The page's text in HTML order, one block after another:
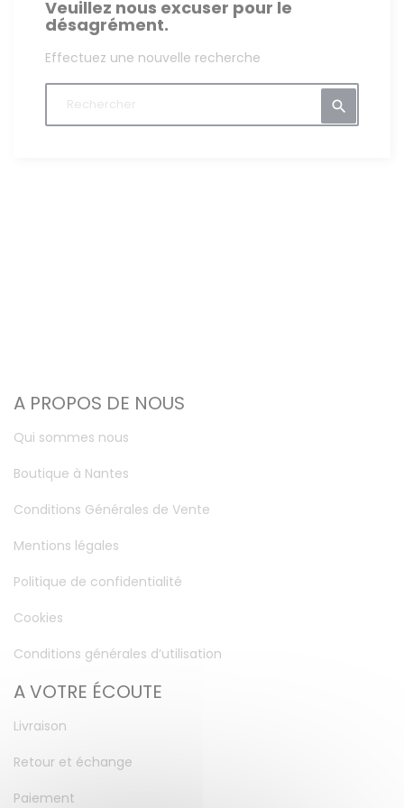
Veuillez nous excuser pour le
désagrément.
Effectuez une nouvelle recherche

A PROPOS DE NOUS
Qui sommes nous
Boutique à Nantes
Conditions Générales de Vente
Mentions légales
Politique de confidentialité
Cookies
Conditions générales d’utilisation
A VOTRE ÉCOUTE
Livraison
Retour et échange
Paiement